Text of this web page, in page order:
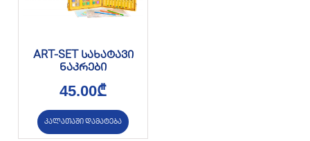
ART-SET სახატავი
ნაკრები
45.00₾
კალათაში დამატება